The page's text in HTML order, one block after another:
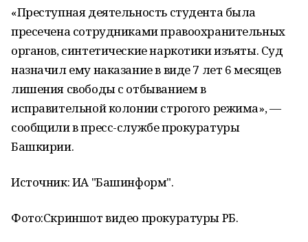
«Преступная деятельность студента была
пресечена сотрудниками правоохранительных
органов, синтетические наркотики изъяты. Суд
назначил ему наказание в виде 7 лет 6 месяцев
лишения свободы с отбыванием в
исправительной колонии строгого режима», —
сообщили в пресс-службе прокуратуры
Башкирии.
Источник: ИА "Башинформ".
Фото:Скриншот видео прокуратуры РБ.